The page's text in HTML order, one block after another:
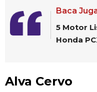
Baca
5 Motor
Honda
Alva Cervo